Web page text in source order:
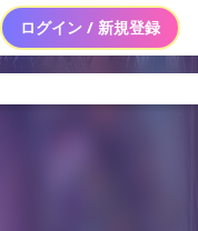
ログイン / 新規登録